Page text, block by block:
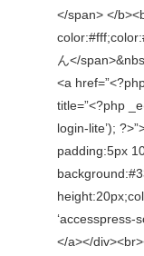
</span> </
ん</
<a
title=”<?php
login-lite’);
padding:5px
‘accesspress-
</a></